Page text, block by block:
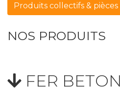
Produits collectifs &
NOS PRODUITS
FER BETON